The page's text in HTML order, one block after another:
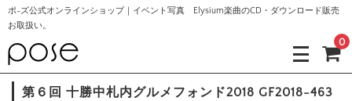
ポ-ズ公式オンラインショップ｜イベント写真 Elysium楽曲のCD・ダウンロード販売
お取扱い。
0
第６回 十勝中札内グルメフォンド2018 GF2018-463